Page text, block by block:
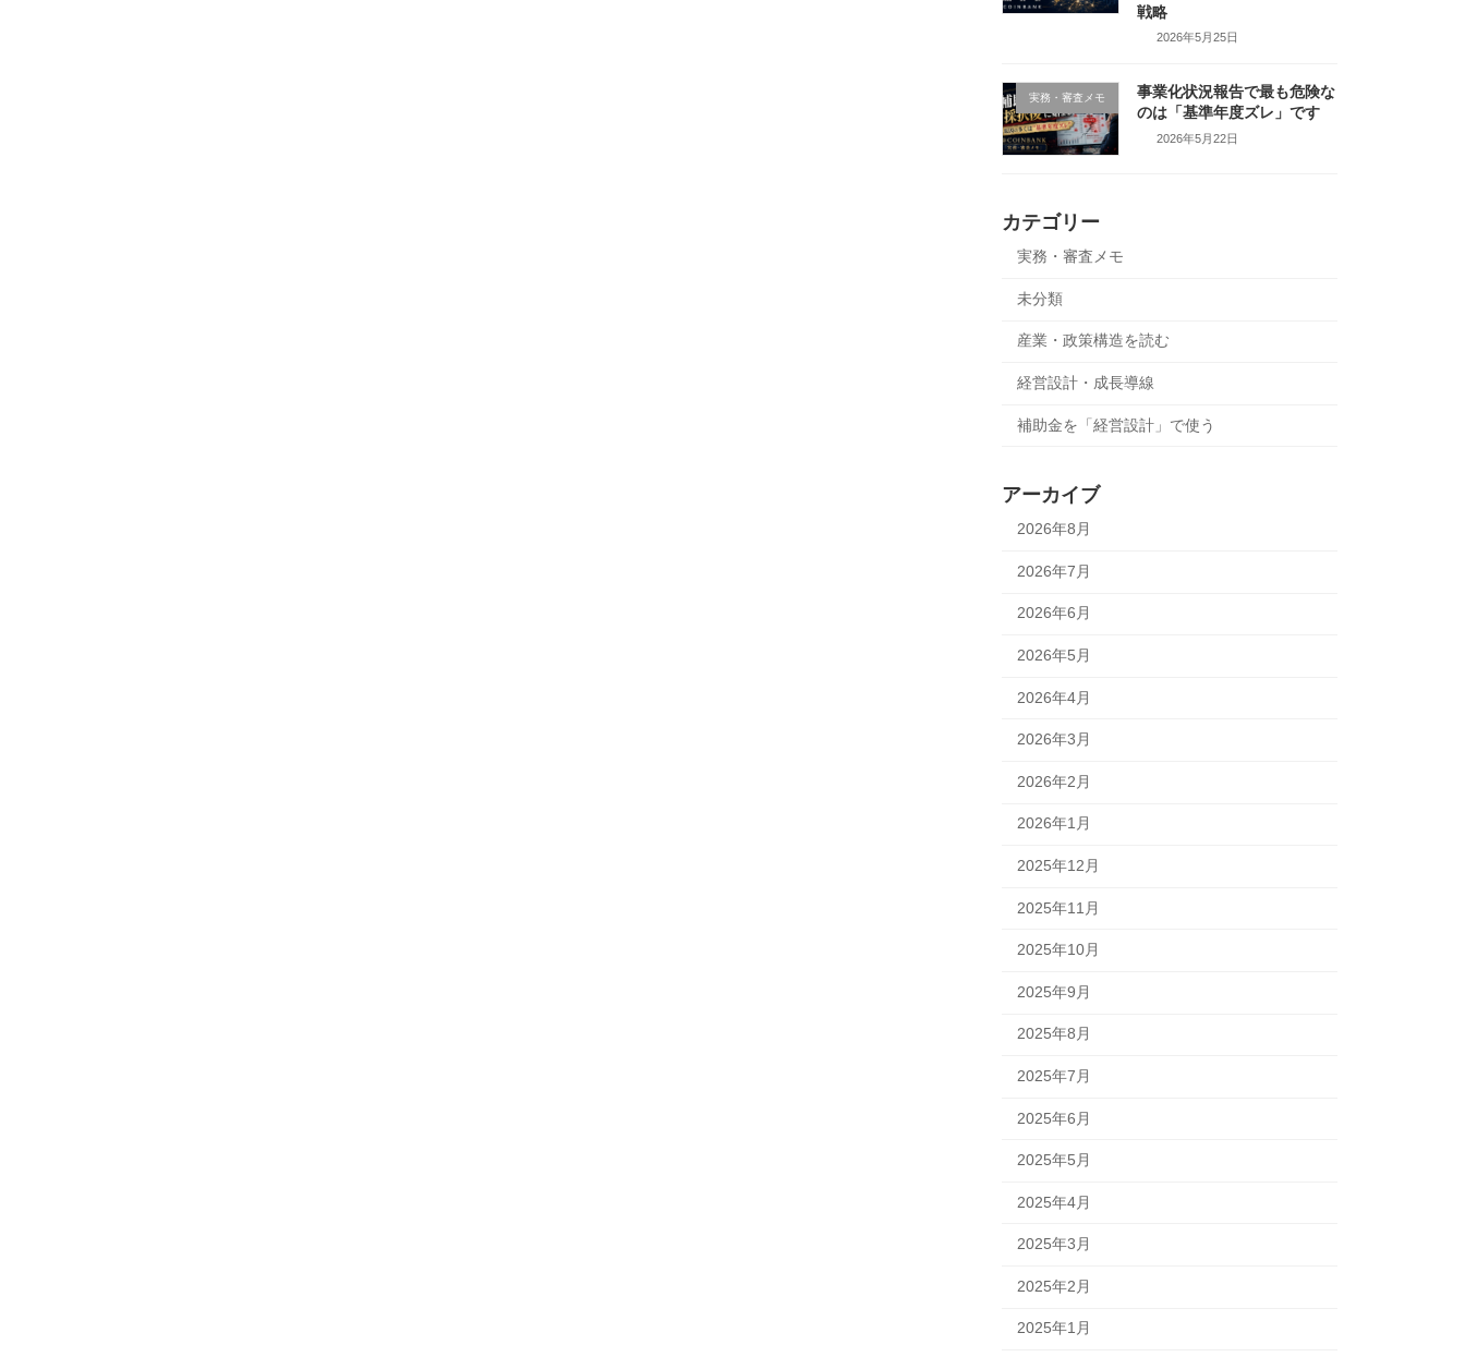
戦略
2026年5月25日
実務・審査メモ
事業化状況報告で最も危険な
のは「基準年度ズレ」です
2026年5月22日
カテゴリー
実務・審査メモ
未分類
産業・政策構造を読む
経営設計・成長導線
補助金を「経営設計」で使う
アーカイブ
2026年8月
2026年7月
2026年6月
2026年5月
2026年4月
2026年3月
2026年2月
2026年1月
2025年12月
2025年11月
2025年10月
2025年9月
2025年8月
2025年7月
2025年6月
2025年5月
2025年4月
2025年3月
2025年2月
2025年1月